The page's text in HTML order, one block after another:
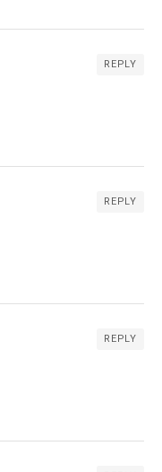
REPLY
REPLY
REPLY